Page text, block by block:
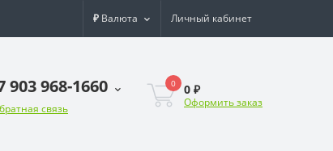
₽ Валюта Личный кабинет
903 968-1660
связь
0 0 ₽
Оформить заказ